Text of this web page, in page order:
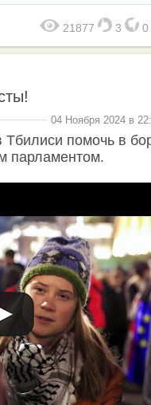
21877 3 0
04 Ноября 2024 в
Тбилиси помочь в
парламентом.